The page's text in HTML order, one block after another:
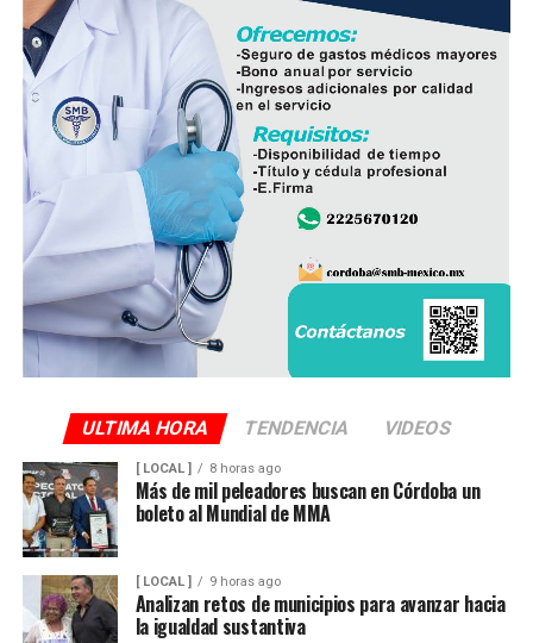
Finalmente, destacó que entre Veracruz y Puebla
operan ocho empresas productoras con más de 350
granjas avícolas, las cuales representan una importante
fuente de empleo y desarrollo económico para
comunidades rurales de ambas entidades.
ULTIMA HORA TENDENCIA VIDEOS
[ LOCAL ] 8 horas ago
Más de mil peleadores buscan en Córdoba un
boleto al Mundial de MMA
[ LOCAL ] 9 horas ago
Analizan retos de municipios para avanzar hacia
la igualdad sustantiva